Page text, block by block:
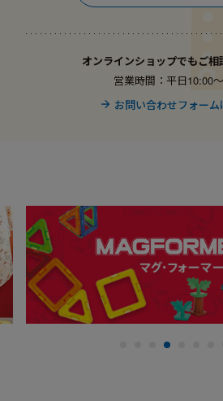
オンラインショップでもご相
営業時間：平日10:00
お問い合わせフォーム